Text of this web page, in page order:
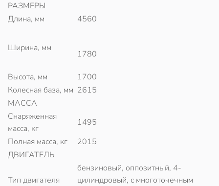
РАЗМЕРЫ
Длина, мм
4560
Ширина, мм
1780
Высота, мм
1700
Колесная база, мм 2615
МАССА
Снаряженная
масса, кг
1495
Полная масса, кг
2015
ДВИГАТЕЛЬ
Тип двигателя
бензиновый, оппозитный, 4-
цилиндровый, с многоточечным